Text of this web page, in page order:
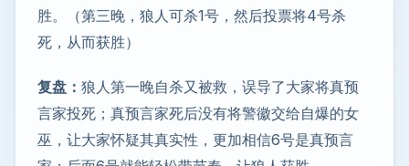
胜。（第三晚，狼人可杀1号，然后投票将4号杀
死，从而获胜）
复盘： 狼人第一晚自杀又被救，误导了大家将真预
言家投死；真预言家死后没有将警徽交给自爆的女
巫，让大家怀疑其真实性，更加相信6号是真预言